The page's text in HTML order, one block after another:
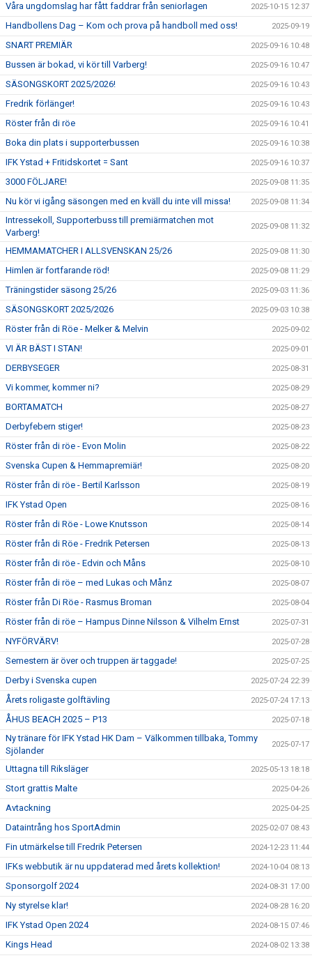
Våra ungdomslag har fått faddrar från seniorlagen 2025-10-15 12:37
Handbollens Dag – Kom och prova på handboll med oss! 2025-09-19
SNART PREMIÄR 2025-09-16 10:48
Bussen är bokad, vi kör till Varberg! 2025-09-16 10:47
SÄSONGSKORT 2025/2026! 2025-09-16 10:43
Fredrik förlänger! 2025-09-16 10:43
Röster från di röe 2025-09-16 10:41
Boka din plats i supporterbussen 2025-09-16 10:38
IFK Ystad + Fritidskortet = Sant 2025-09-16 10:37
3000 FÖLJARE! 2025-09-08 11:35
Nu kör vi igång säsongen med en kväll du inte vill missa! 2025-09-08 11:34
Intressekoll, Supporterbuss till premiärmatchen mot
Varberg!
2025-09-08 11:32
HEMMAMATCHER I ALLSVENSKAN 25/26 2025-09-08 11:30
Himlen är fortfarande röd! 2025-09-08 11:29
Träningstider säsong 25/26 2025-09-03 11:36
SÄSONGSKORT 2025/2026 2025-09-03 10:38
Röster från di Röe - Melker & Melvin 2025-09-02
VI ÄR BÄST I STAN! 2025-09-01
DERBYSEGER 2025-08-31
Vi kommer, kommer ni? 2025-08-29
BORTAMATCH 2025-08-27
Derbyfebern stiger! 2025-08-23
Röster från di röe - Evon Molin 2025-08-22
Svenska Cupen & Hemmapremiär! 2025-08-20
Röster från di röe - Bertil Karlsson 2025-08-19
IFK Ystad Open 2025-08-16
Röster från di Röe - Lowe Knutsson 2025-08-14
Röster från di Röe - Fredrik Petersen 2025-08-13
Röster från di röe - Edvin och Måns 2025-08-10
Röster från di röe – med Lukas och Månz 2025-08-07
Röster från Di Röe - Rasmus Broman 2025-08-04
Röster från di röe – Hampus Dinne Nilsson & Vilhelm Ernst 2025-07-31
NYFÖRVÄRV! 2025-07-28
Semestern är över och truppen är taggade! 2025-07-25
Derby i Svenska cupen 2025-07-24 22:39
Årets roligaste golftävling 2025-07-24 17:13
ÅHUS BEACH 2025 – P13 2025-07-18
Ny tränare för IFK Ystad HK Dam – Välkommen tillbaka, Tommy
Sjölander
2025-07-17
Uttagna till Riksläger 2025-05-13 18:18
Stort grattis Malte 2025-04-26
Avtackning 2025-04-25
Dataintrång hos SportAdmin 2025-02-07 08:43
Fin utmärkelse till Fredrik Petersen 2024-12-23 11:44
IFKs webbutik är nu uppdaterad med årets kollektion! 2024-10-04 08:13
Sponsorgolf 2024 2024-08-31 17:00
Ny styrelse klar! 2024-08-28 16:20
IFK Ystad Open 2024 2024-08-15 07:46
Kings Head 2024-08-02 13:38